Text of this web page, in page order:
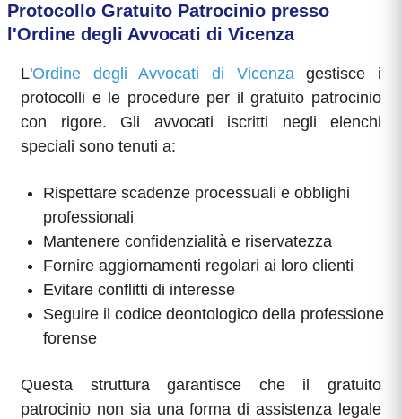
Protocollo Gratuito Patrocinio presso
l'Ordine degli Avvocati di Vicenza
L'Ordine degli Avvocati di Vicenzagestisce i
protocolli e le procedure per il gratuito patrocinio
con rigore. Gli avvocati iscritti negli elenchi
speciali sono tenuti a:
Rispettare scadenze processuali e obblighi
professionali
Mantenere confidenzialità e riservatezza
Fornire aggiornamenti regolari ai loro clienti
Evitare conflitti di interesse
Seguire il codice deontologico della professione
forense
Questa struttura garantisce che il gratuito
patrocinio non sia una forma di assistenza legale